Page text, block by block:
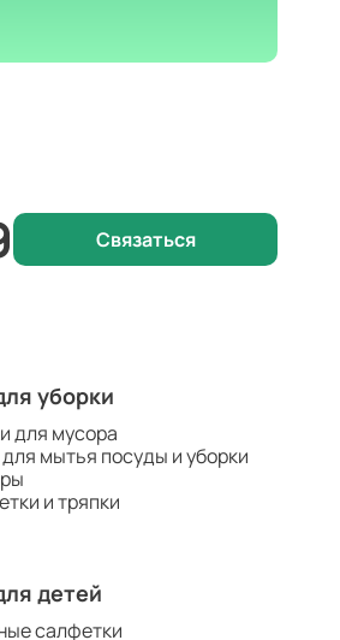
Связаться
уборки
для мусора
для мытья посуды и уборки
и тряпки
детей
салфетки